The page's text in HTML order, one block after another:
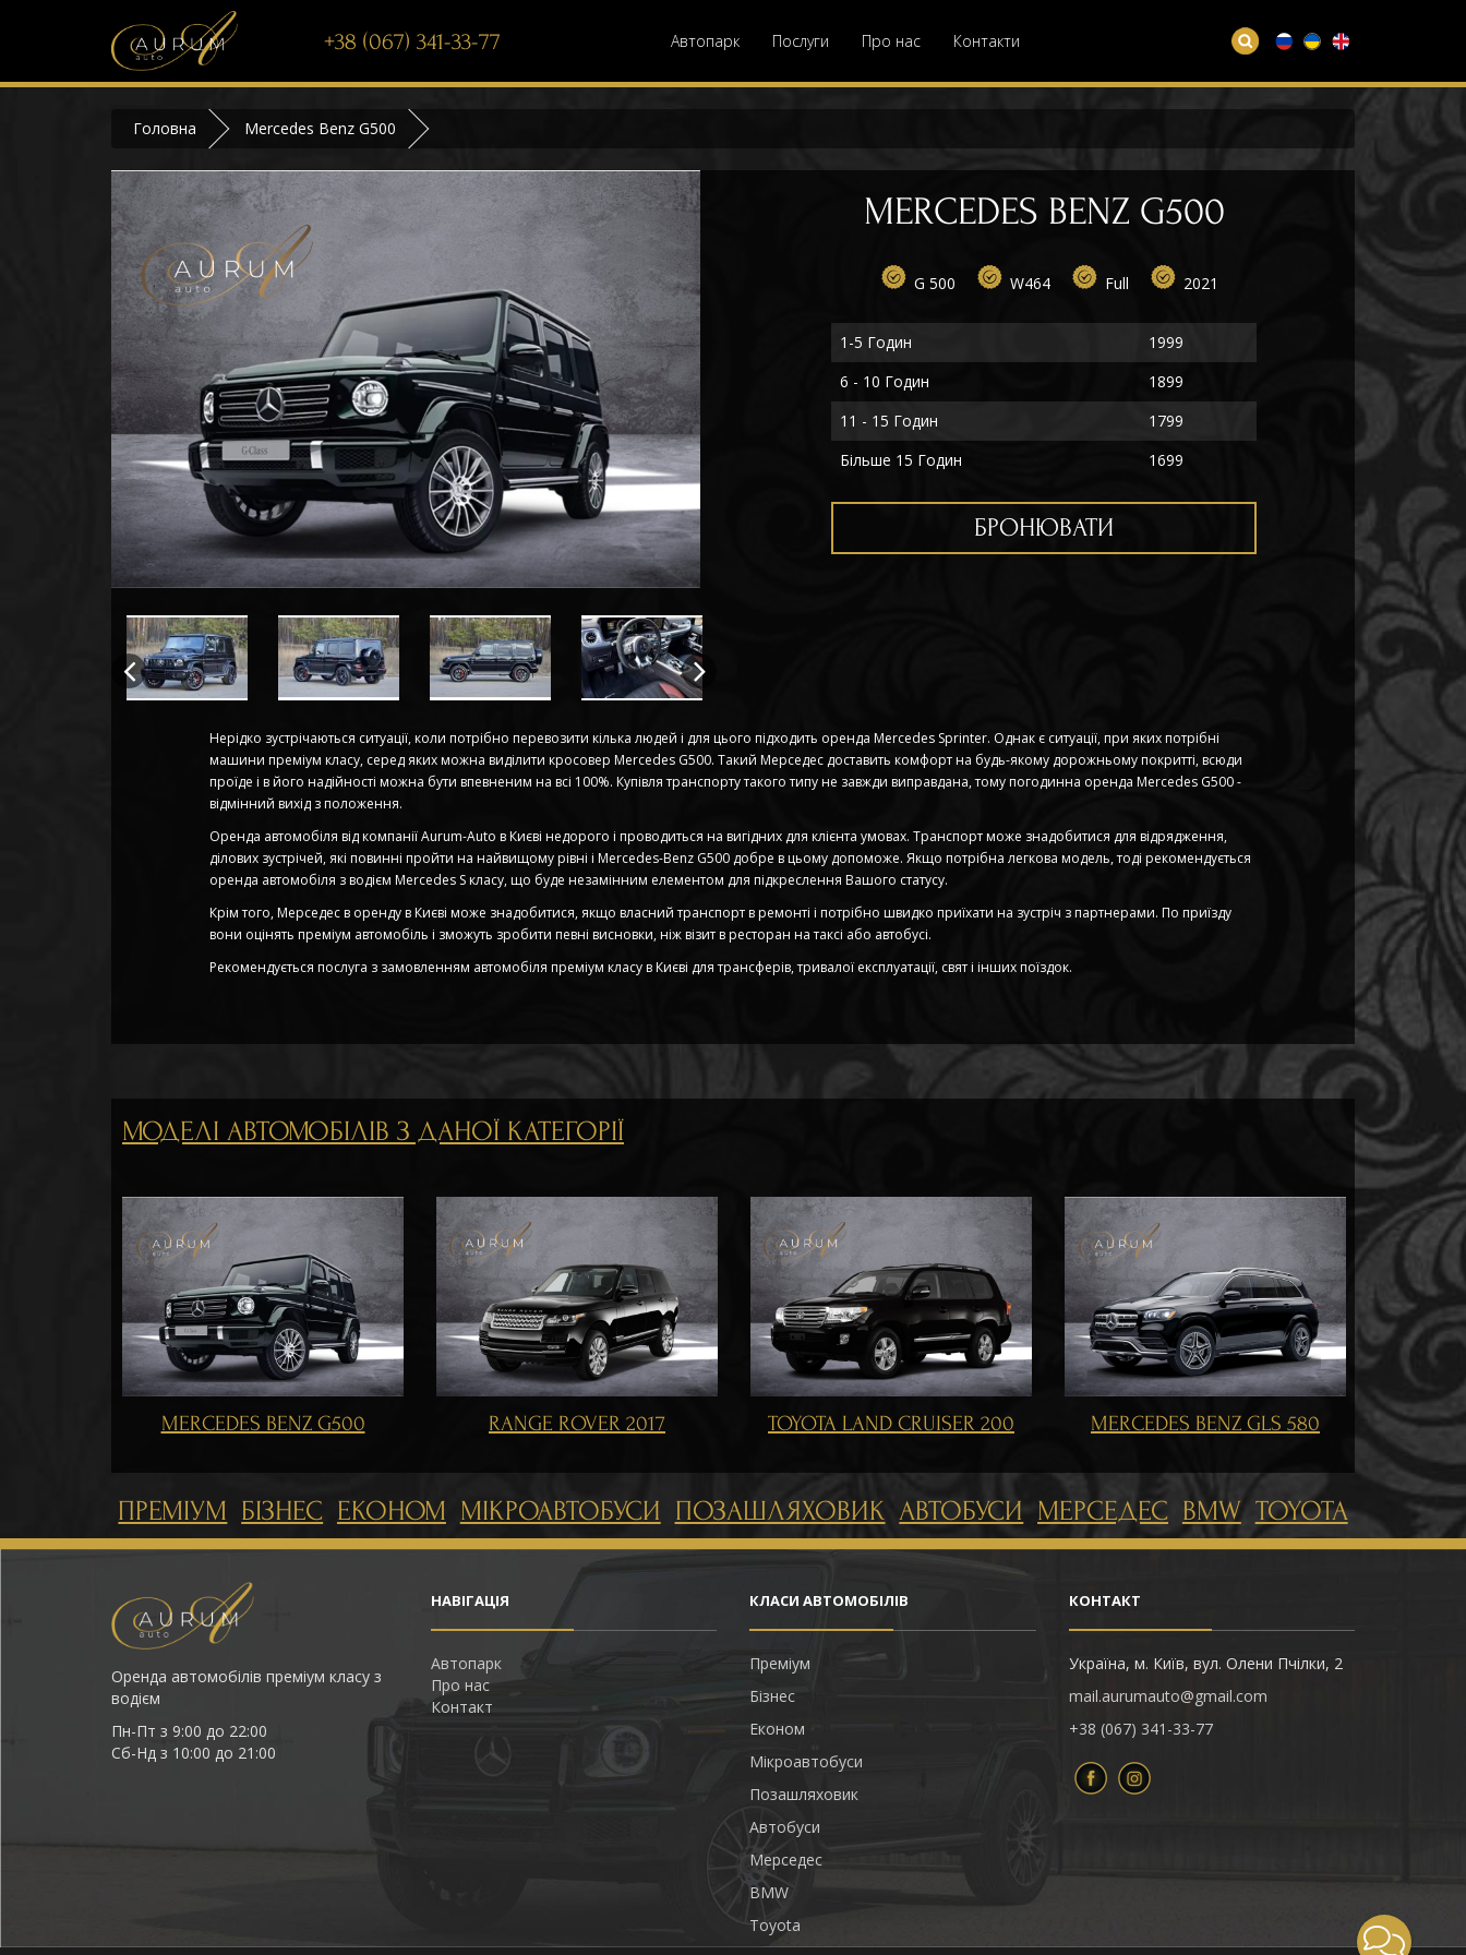
+38 (067) 341-33-77 Автопарк Послуги Про нас Контакти
Головна Mercedes Benz G500
MERCEDES BENZ G500
G 500 W464 Full 2021
1-5 Годин
1999
6 - 10 Годин
1899
11 - 15 Годин
1799
Більше 15 Годин
1699
БРОНЮВАТИ
Нерідко зустрічаються ситуації, коли потрібно перевозити кілька людей і для цього підходить оренда Mercedes Sprinter. Однак є ситуації, при яких потрібні
машини преміум класу, серед яких можна виділити кросовер Mercedes G500. Такий Мерседес доставить комфорт на будь-якому дорожньому покритті, всюди
проїде і в його надійності можна бути впевненим на всі 100%. Купівля транспорту такого типу не завжди виправдана, тому погодинна оренда Mercedes G500 -
відмінний вихід з положення.
Оренда автомобіля від компанії Aurum-Auto в Києві недорого і проводиться на вигідних для клієнта умовах. Транспорт може знадобитися для відрядження,
ділових зустрічей, які повинні пройти на найвищому рівні і Mercedes-Benz G500 добре в цьому допоможе. Якщо потрібна легкова модель, тоді рекомендується
оренда автомобіля з водієм Mercedes S класу, що буде незамінним елементом для підкреслення Вашого статусу.
Крім того, Мерседес в оренду в Києві може знадобитися, якщо власний транспорт в ремонті і потрібно швидко приїхати на зустріч з партнерами. По приїзду
вони оцінять преміум автомобіль і зможуть зробити певні висновки, ніж візит в ресторан на таксі або автобусі.
Рекомендується послуга з замовленням автомобіля преміум класу в Києві для трансферів, тривалої експлуатації, свят і інших поїздок.
МОДЕЛІ АВТОМОБІЛІВ З ДАНОЇ КАТЕГОРІЇ
RANGE ROVER 2017 TOYOTA LAND CRUISER 200 MERCEDES BENZ GLS 580 MERCEDES BENZ GLS 500
ПРЕМІУМ БІЗНЕС ЕКОНОМ МІКРОАВТОБУСИ ПОЗАШЛЯХОВИК АВТОБУСИ МЕРСЕДЕС BMW TOYOTA
Оренда автомобілів преміум класу з
водієм
Пн-Пт з 9:00 до 22:00
Сб-Нд з 10:00 до 21:00
НАВІГАЦІЯ
Автопарк
Про нас
Контакт
КЛАСИ АВТОМОБІЛІВ
Преміум
Бізнес
Економ
Мікроавтобуси
Позашляховик
Автобуси
Мерседес
BMW
Toyota
КОНТАКТ
Україна, м. Київ, вул. Олени Пчілки, 2
mail.aurumauto@gmail.com
+38 (067) 341-33-77